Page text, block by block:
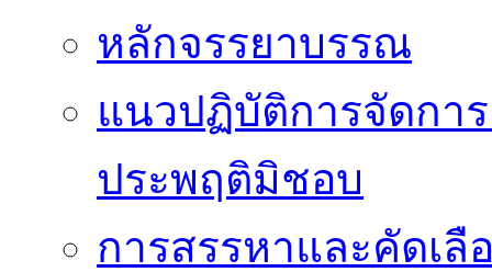
หลักจรรยาบรรณ
แนวปฏิบัติการจัดการ
ประพฤติมิชอบ
การสรรหาและคัดเลื